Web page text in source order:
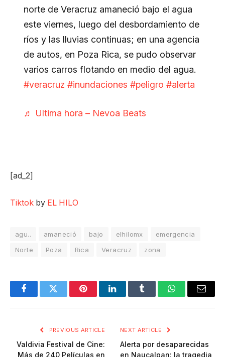
norte de Veracruz amaneció bajo el agua
este viernes, luego del desbordamiento de
ríos y las lluvias continuas; en una agencia
de autos, en Poza Rica, se pudo observar
varios carros flotando en medio del agua.
#veracruz #inundaciones #peligro #alerta
♬ Ultima hora – Nevoa Beats
[ad_2]
Tiktok by EL HILO
agu.. amaneció bajo elhilomx
emergencia
Norte
Poza Rica Veracruz zona
FacebookTwitter PinterestLinkedInTumblr WhatsAppEmail
PREVIOUS ARTICLE
Valdivia Festival de Cine:
Más de 240 Películas en
NEXT ARTICLE
Alerta por desaparecidas
en Naucalpan: la tragedia